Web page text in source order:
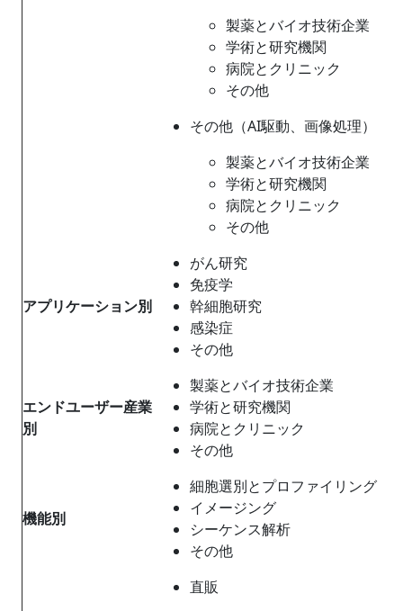
製薬とバイオ技術企業
学術と研究機関
病院とクリニック
その他
その他（AI駆動、画像処理）
製薬とバイオ技術企業
学術と研究機関
病院とクリニック
その他
アプリケーション別
がん研究
免疫学
幹細胞研究
感染症
その他
エンドユーザー産業
別
製薬とバイオ技術企業
学術と研究機関
病院とクリニック
その他
機能別
細胞選別とプロファイリング
イメージング
シーケンス解析
その他
直販